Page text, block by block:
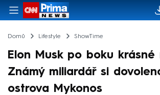
Domů Lifestyle ShowTime
Elon Musk po boku krásné
Známý miliardář si
ostrova Mykonos